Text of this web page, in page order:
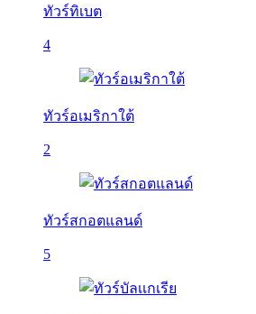
ทัวร์ทิเบต
4
ทัวร์อเมริกาใต้
2
ทัวร์สกอตแลนด์
5